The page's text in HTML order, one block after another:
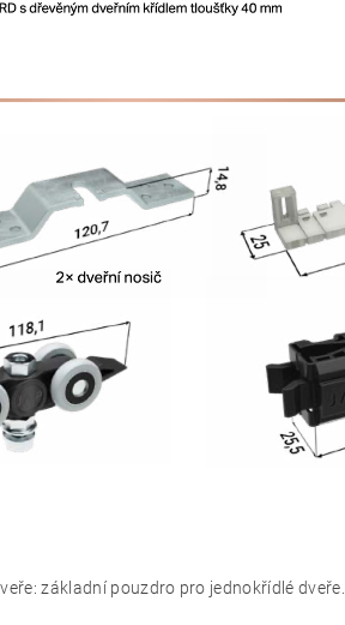
základní pouzdro pro jednokřídlé dveře.